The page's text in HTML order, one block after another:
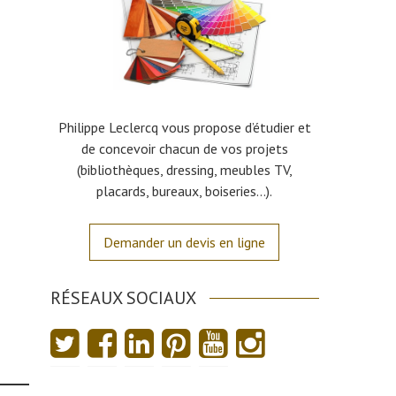
Philippe Leclercq vous propose d’étudier et
de concevoir chacun de vos projets
(bibliothèques, dressing, meubles TV,
placards, bureaux, boiseries…).
Demander un devis en ligne
RÉSEAUX SOCIAUX